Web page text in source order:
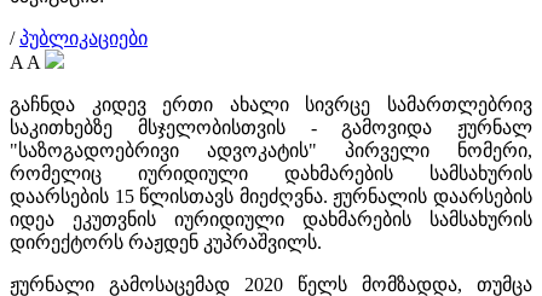
/ პუბლიკაციები
A A
გაჩნდა კიდევ ერთი ახალი სივრცე სამართლებრივ
საკითხებზე მსჯელობისთვის - გამოვიდა ჟურნალ
"საზოგადოებრივი ადვოკატის" პირველი ნომერი,
რომელიც იურიდიული დახმარების სამსახურის
დაარსების 15 წლისთავს მიეძღვნა. ჟურნალის დაარსების
იდეა ეკუთვნის იურიდიული დახმარების სამსახურის
დირექტორს რაჟდენ კუპრაშვილს.
ჟურნალი გამოსაცემად 2020 წელს მომზადდა, თუმცა